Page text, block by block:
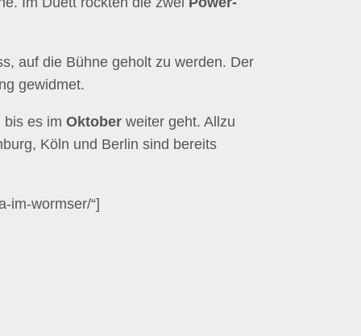
auf die Bühne geholt zu werden. Der
gewidmet.
bis es im Oktober weiter geht. Allzu
Köln und Berlin sind bereits
im-wormser/“]